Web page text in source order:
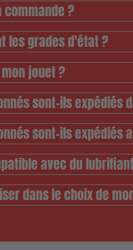
?
les grades d'état ?
jouet ?
sont-ils expédiés
sont-ils expédiés
avec du
dans le choix de